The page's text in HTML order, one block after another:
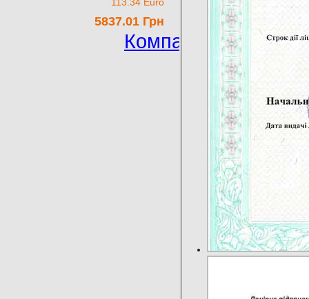
REHAU EURO 60 c фурнитурой
Компания Прок.